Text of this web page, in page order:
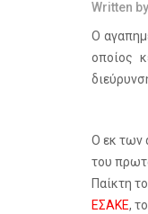
Written by
Ο
οποίος
Ο εκ των
του
Παίκτη
ΕΣΑΚΕ,